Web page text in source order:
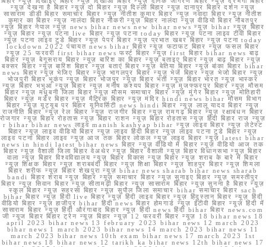
न्यूज़ देखना है बिहार न्यूज़ दो बिहार न्यूज़ दिल्ली बिहार न्यूज़ दानापुर बिहार दर्शन न्यूज़
सासाराम डीडी बिहार समाचार बिहार न्यूज़ नीतीश कुमार बिहार न्यूज़ नवादा बिहार न्यूज़ नीतीश
कुमार का बिहार न्यूज़ नालंदा बिहार नौकरी न्यूज़ बिहार नालंदा न्यूज़ वीडियो बिहार नौबतपुर
न्यूज़ बिहार नेपाल न्यूज़ news bihar news new bihar news न्यूज़ bihar न्यूज़ बिहार
न्यूज़ बिहार न्यूज़ पटना live बिहार न्यूज़ पटना today बिहार न्यूज़ पटना लाइव टीवी बिहार
न्यूज़ पटना लाइव टुडे बिहार न्यूज़ पेपर बिहार न्यूज़ प्रभात खबर बिहार न्यूज़ पटना today
lockdown 2022 पंचायत news bihar बिहार न्यूज़ फटाफट बिहार न्यूज़ फसल बिहार
न्यूज़ 25 फरवरी first bihar news फर्स्ट बिहार न्यूज़ first बिहार bihar news बाढ़
बिहार न्यूज़ बेगूसराय बिहार न्यूज़ बारिश का बिहार न्यूज़ बताइए बिहार न्यूज़ बाढ़ बिहार न्यूज़
बक्सर बिहार न्यूज़ बारिश बिहार न्यूज़ बताएं बिहार न्यूज़ बेतिया बिहार न्यूज़ बांका बिहार bihar
news बिहार न्यूज़ भेजिए बिहार न्यूज़ भागलपुर बिहार न्यूज़ भेजें बिहार न्यूज़ भेजो बिहार न्यूज़
भोजपुरी बिहार भूकंप न्यूज़ बिहार भोजपुर न्यूज़ बिहार भर्ती न्यूज़ बिहार भारत न्यूज़ भास्कर
न्यूज़ बिहार भभुआ न्यूज़ बिहार न्यूज़ मनीष कश्यप बिहार न्यूज़ मुजफ्फरपुर बिहार न्यूज़ मौसम
बिहार न्यूज़ मधुबनी जिला बिहार न्यूज़ मौसम समाचार बिहार न्यूज़ मुंगेर बिहार न्यूज़ मोतिहारी
बिहार न्यूज़ मर्डर बिहार न्यूज़ मैट्रिक बिहार न्यूज़ मंदिर hindi news bihar मौसम विभाग
बिहार न्यूज़ यूट्यूब पर बिहार यूनिवर्सिटी news hindi बिहार न्यूज़ लालू यादव बिहार न्यूज़
राजनीति बिहार न्यूज़ रेल बिहार न्यूज़ राजगीर बिहार न्यूज़ रामगढ़ बिहार न्यूज़ रक्षाबंधन बिहार
रोजगार न्यूज़ बिहार रोहतास न्यूज़ बिहार राशन न्यूज़ बिहार रोहतास न्यूज़ हिंदी बिहार राज न्यूज़
r bihar bihar news लाइव manish kashyap bihar न्यूज़ लाइव बिहार न्यूज़ लेटेस्ट
बिहार न्यूज़ लाइव वीडियो बिहार न्यूज़ लाइव हिंदी बिहार न्यूज़ लाइव पटना टुडे बिहार न्यूज़
लाइव पटना बिहार लाइव न्यूज़ आज तक बिहार लोकल न्यूज़ लाइव बिहार न्यूज़ latest bihar
news in hindi latest bihar news बिहार न्यूज़ वीडियो में बिहार न्यूज़ वीडियो आज तक
बिहार न्यूज़ वैशाली जिला बिहार वेअथेर न्यूज़ बिहार वैशाली न्यूज़ बिहार विधानसभा न्यूज़ बिहार
वाला न्यूज़ बिहार विश्वविद्यालय न्यूज़ बिहार विकास न्यूज़ बिहार न्यूज़ शराब के बारे में बिहार
न्यूज़ शिक्षक बिहार न्यूज़ शराबबंदी बिहार न्यूज़ शिक्षा बिहार न्यूज़ शाहपुर बिहार न्यूज़ शिमला
बिहार शरीफ न्यूज़ बिहार शेखपुरा न्यूज़ bihar news sharab bihar news sharab
bandi बिहार शराब न्यूज़ बिहार न्यूज़ समाचार बिहार न्यूज़ सुनाइए बिहार न्यूज़ समस्तीपुर
बिहार न्यूज़ सिवान बिहार न्यूज़ सीतामढ़ी बिहार न्यूज़ सासाराम बिहार न्यूज़ सुनना है बिहार न्यूज़
स्कूल बिहार न्यूज़ सहरसा बिहार न्यूज़ सुपौल जिला समाचार bihar समाचार बिहार sach
bihar बिहार न्यूज़ हिंदी live बिहार न्यूज़ हिंदी लाइव बिहार न्यूज़ हिंदुस्तान बिहार न्यूज़ हिंदी
वीडियो बिहार न्यूज़ हाजीपुर bihar हिंदी news बिहार होमगार्ड न्यूज़ ईटीवी बिहार न्यूज़ हिंदी में
सासाराम बिहार न्यूज़ हिंदी औरंगाबाद बिहार न्यूज़ हिंदी news हिंदी bihar बिहार news.com
जी न्यूज बिहार बिहार ट्रेन न्यूज़ बिहार न्यूज़ 12 फरवरी बिहार न्यूज़ 18 bihar news 18
april 2023 bihar news 13 february 2023 bihar news 12 march 2023
bihar news 1 march 2023 bihar news 14 march 2023 bihar news 11
march 2023 bihar news 10th exam bihar news 17 march 2023 1st
bihar news 18 bihar news 12 tarikh ka bihar news 12th bihar news 17